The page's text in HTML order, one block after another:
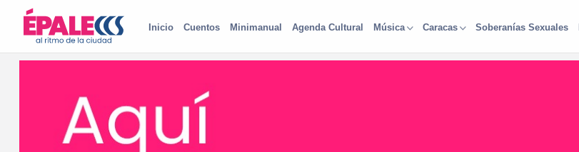
Inicio Cuentos Minimanual Agenda Cultural Música Caracas Soberanías Sexuales